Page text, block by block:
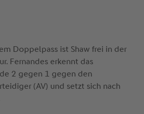
Doppelpass ist Shaw frei in der
Fernandes erkennt das
2 gegen 1 gegen den
(AV) und setzt sich nach